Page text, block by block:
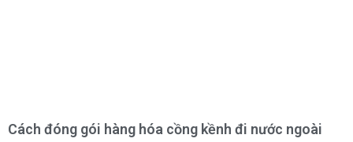
Cách đóng gói hàng hóa cồng kềnh đi nước ngoài